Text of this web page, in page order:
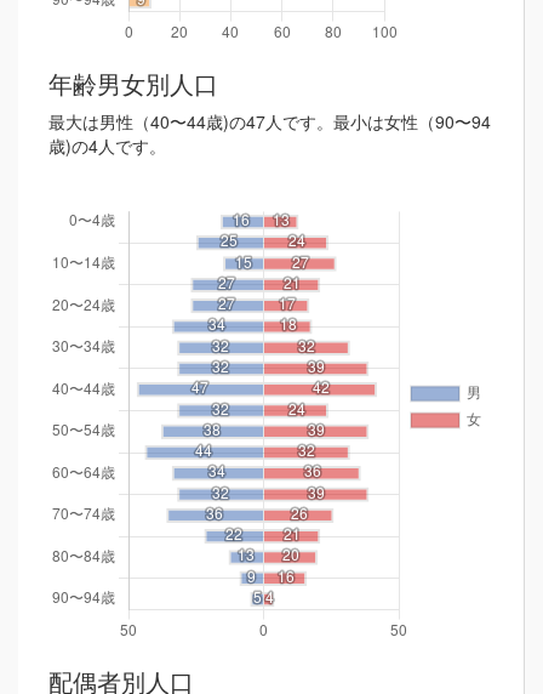
年齢男女別人口
最大は男性（40〜44歳)の47人です。最小は女性（90〜94
歳)の4人です。
配偶者別人口